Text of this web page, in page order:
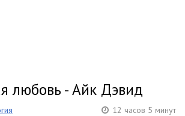
любовь - Айк Дэвид
12 часов 5 минут